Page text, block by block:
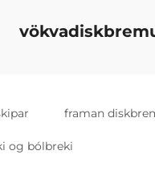
framan
og bólbreki